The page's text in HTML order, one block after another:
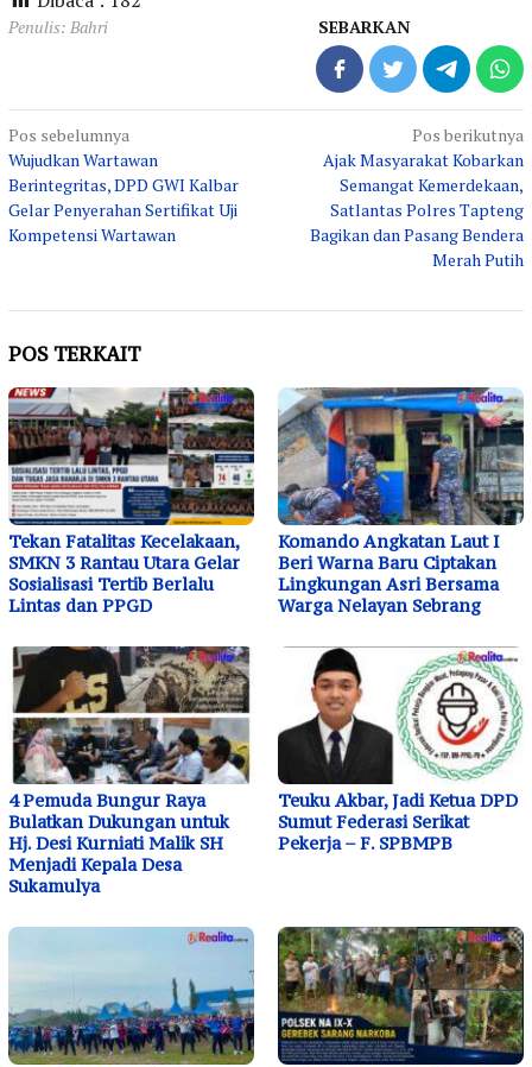
Penulis: Bahri SEBARKAN
Navigasi
pos
Pos sebelumnya
Wujudkan Wartawan
Berintegritas, DPD GWI Kalbar
Gelar Penyerahan Sertifikat Uji
Kompetensi Wartawan
Pos berikutnya
Ajak Masyarakat Kobarkan
Semangat Kemerdekaan,
Satlantas Polres Tapteng
Bagikan dan Pasang Bendera
Merah Putih
POS TERKAIT
Tekan Fatalitas Kecelakaan,
SMKN 3 Rantau Utara Gelar
Sosialisasi Tertib Berlalu
Lintas dan PPGD
Komando Angkatan Laut I
Beri Warna Baru Ciptakan
Lingkungan Asri Bersama
Warga Nelayan Sebrang
4 Pemuda Bungur Raya
Bulatkan Dukungan untuk
Hj. Desi Kurniati Malik SH
Menjadi Kepala Desa
Sukamulya
Teuku Akbar, Jadi Ketua DPD
Sumut Federasi Serikat
Pekerja – F. SPBMPB